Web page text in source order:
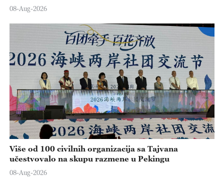
08-Aug-2026
Više od 100 civilnih organizacija sa Tajvana
učestvovalo na skupu razmene u Pekingu
08-Aug-2026